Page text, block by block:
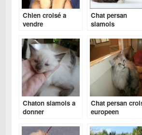
Chien croisé a
vendre
Chat persan
siamois
Chaton siamois a
donner
Chat persan
europeen